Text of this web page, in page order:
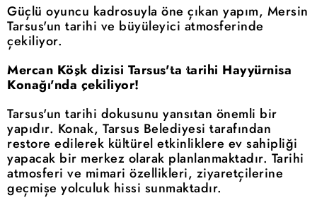
Güçlü oyuncu kadrosuyla öne çıkan yapım, Mersin
Tarsus'un tarihi ve büyüleyici atmosferinde
çekiliyor.
Mercan Köşk dizisi Tarsus'ta tarihi Hayyürnisa
Konağı'nda çekiliyor!
Tarsus'un tarihi dokusunu yansıtan önemli bir
yapıdır. Konak, Tarsus Belediyesi tarafından
restore edilerek kültürel etkinliklere ev sahipliği
yapacak bir merkez olarak planlanmaktadır. Tarihi
atmosferi ve mimari özellikleri, ziyaretçilerine
geçmişe yolculuk hissi sunmaktadır.